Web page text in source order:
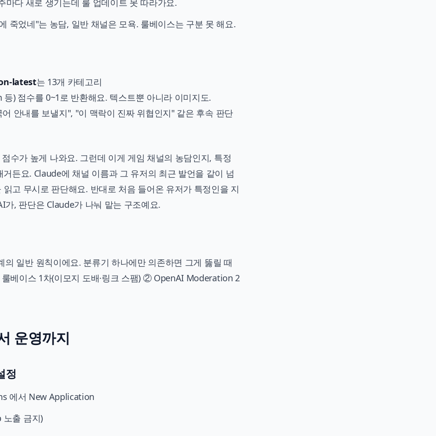
죽었네"는 농담, 일반 채널은 모욕. 룰베이스는 구분 못 해요.
latest는 13개 카테고리
) 점수를 0~1로 반환해요. 텍스트뿐 아니라 이미지도.
안내를 보낼지", "이 맥락이 진짜 위협인지" 같은 후속 판단
수가 높게 나와요. 그런데 이게 게임 채널의 농담인지, 특정
든요. Claude에 채널 이름과 그 유저의 최근 발언을 같이 넘
고 무시로 판단해요. 반대로 처음 들어온 유저가 특정인을 지
, 판단은 Claude가 나눠 맡는 구조예요.
일반 원칙이에요. 분류기 하나에만 의존하면 그게 뚫릴 때
베이스 1차(이모지 도배·링크 스팸) ② OpenAI Moderation 2
운영까지
정
에서 New Application
출 금지)